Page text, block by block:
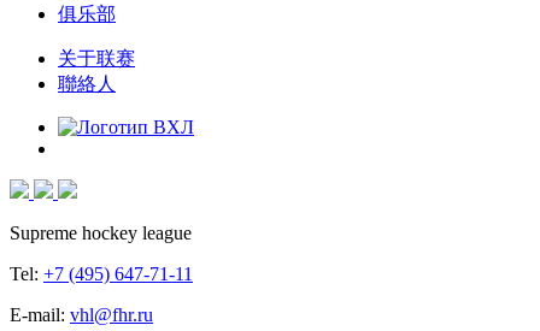
俱乐部
关于联赛
聯絡人
Supreme hockey league
Tel: +7 (495) 647-71-11
E-mail: vhl@fhr.ru